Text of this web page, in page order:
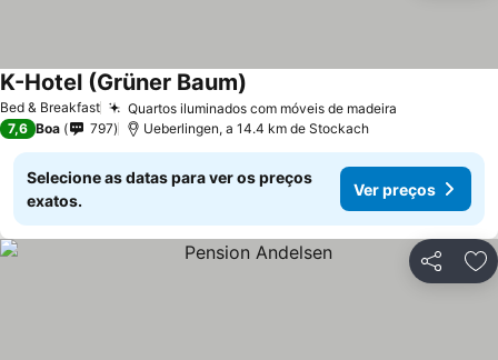
Bed & Breakfast Quartos iluminados com móveis de madeira
K-Hotel (Grüner Baum)
7,6 Boa 797 Ueberlingen, a 14.4 km de Stockach
Selecione as datas para ver os preços
exatos.
Ver preços
Partilhar